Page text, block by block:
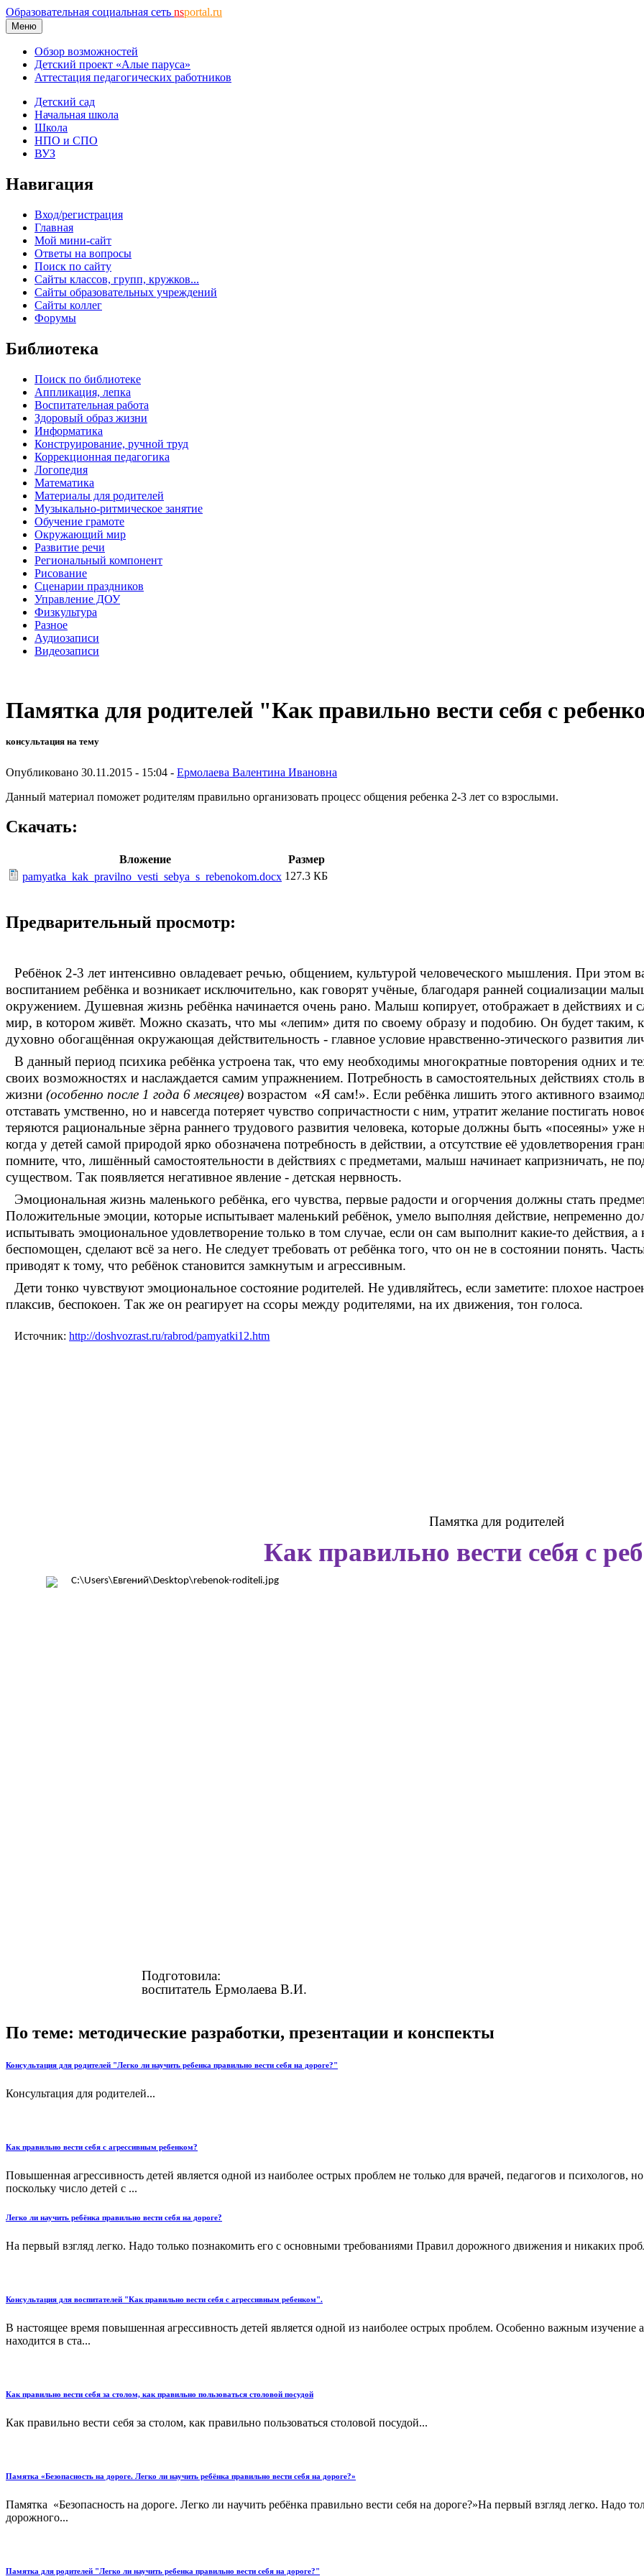
Образовательная социальная сеть nsportal.ru
Меню
Обзор возможностей
Детский проект «Алые паруса»
Аттестация педагогических работников
Детский сад
Начальная школа
Школа
НПО и СПО
ВУЗ
Навигация
Вход/регистрация
Главная
Мой мини-сайт
Ответы на вопросы
Поиск по сайту
Сайты классов, групп, кружков...
Сайты образовательных учреждений
Сайты коллег
Форумы
Библиотека
Поиск по библиотеке
Аппликация, лепка
Воспитательная работа
Здоровый образ жизни
Информатика
Конструирование, ручной труд
Коррекционная педагогика
Логопедия
Математика
Материалы для родителей
Музыкально-ритмическое занятие
Обучение грамоте
Окружающий мир
Развитие речи
Региональный компонент
Рисование
Сценарии праздников
Управление ДОУ
Физкультура
Разное
Аудиозаписи
Видеозаписи
Памятка для родителей "Как правильно вести себя с
консультация на тему
Опубликовано 30.11.2015 - 15:04 - Ермолаева Валентина Ивановна
Данный материал поможет родителям правильно организовать процесс общения ребенка 2-3 лет со взрослыми.
Скачать:
Вложение
Размер
pamyatka_kak_pravilno_vesti_sebya_s_rebenokom.docx 127.3 КБ
Предварительный просмотр:
Ребёнок 2-3 лет интенсивно овладевает речью, общением, культурой человеческого мышления. При этом
воспитанием ребёнка и возникает исключительно, как говорят учёные, благодаря ранней социализации
окружением. Душевная жизнь ребёнка начинается очень рано. Малыш копирует, отображает в действиях и
мир, в котором живёт. Можно сказать, что мы «лепим» дитя по своему образу и подобию. Он будет таким,
духовно обогащённая окружающая действительность - главное условие нравственно-этического развития
В данный период психика ребёнка устроена так, что ему необходимы многократные повторения одних и
своих возможностях и наслаждается самим упражнением. Потребность в самостоятельных действиях столь
жизни (особенно после 1 года 6 месяцев) возрастом «Я сам!». Если ребёнка лишить этого активного
отставать умственно, но и навсегда потеряет чувство сопричастности с ним, утратит желание постигать
теряются рациональные зёрна раннего трудового развития человека, которые должны быть «посеяны»
когда у детей самой природой ярко обозначена потребность в действии, а отсутствие её удовлетворения
помните, что, лишённый самостоятельности в действиях с предметами, малыш начинает капризничать, не
существом. Так появляется негативное явление - детская нервность.
Эмоциональная жизнь маленького ребёнка, его чувства, первые радости и огорчения должны стать
Положительные эмоции, которые испытывает маленький ребёнок, умело выполняя действие, непременно
испытывать эмоциональное удовлетворение только в том случае, если он сам выполнит какие-то действия,
беспомощен, сделают всё за него. Не следует требовать от ребёнка того, что он не в состоянии понять.
приводят к тому, что ребёнок становится замкнутым и агрессивным.
Дети тонко чувствуют эмоциональное состояние родителей. Не удивляйтесь, если заметите: плохое
плаксив, беспокоен. Так же он реагирует на ссоры между родителями, на их движения, тон голоса.
Источник:http://doshvozrast.ru/rabrod/pamyatki12.htm
Памятка для родителей
Как правильно вести себя с
Подготовила:
воспитатель Ермолаева В.И.
По теме: методические разработки, презентации и конспекты
Консультация для родителей "Легко ли научить ребенка правильно вести себя на дороге?"
Консультация для родителей...
Как правильно вести себя с агрессивным ребенком?
Повышенная агрессивность детей является одной из наиболее острых проблем не только для врачей, педагогов и психологов,
поскольку число детей с ...
Легко ли научить ребёнка правильно вести себя на дороге?
На первый взгляд легко. Надо только познакомить его с основными требованиями Правил дорожного движения и никаких
Консультация для воспитателей "Как правильно вести себя с агрессивным ребенком".
В настоящее время повышенная агрессивность детей является одной из наиболее острых проблем. Особенно важным изучение
находится в ста...
Как правильно вести себя за столом, как правильно пользоваться столовой посудой
Как правильно вести себя за столом, как правильно пользоваться столовой посудой...
Памятка «Безопасность на дороге. Легко ли научить ребёнка правильно вести себя на дороге?»
Памятка «Безопасность на дороге. Легко ли научить ребёнка правильно вести себя на дороге?»На первый взгляд легко. Надо
дорожного...
Памятка для родителей "Легко ли научить ребенка правильно вести себя на дороге?"